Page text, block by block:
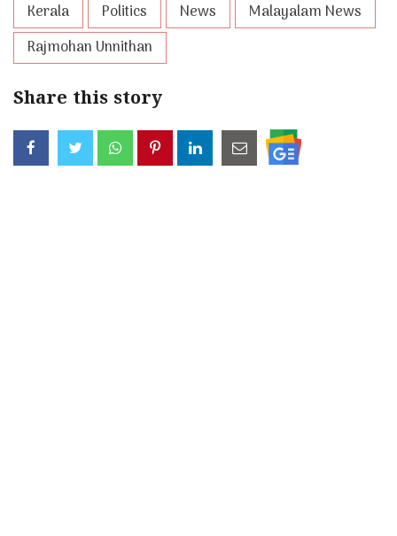
Kerala Politics News
Malayalam News
Rajmohan Unnithan
Share this story